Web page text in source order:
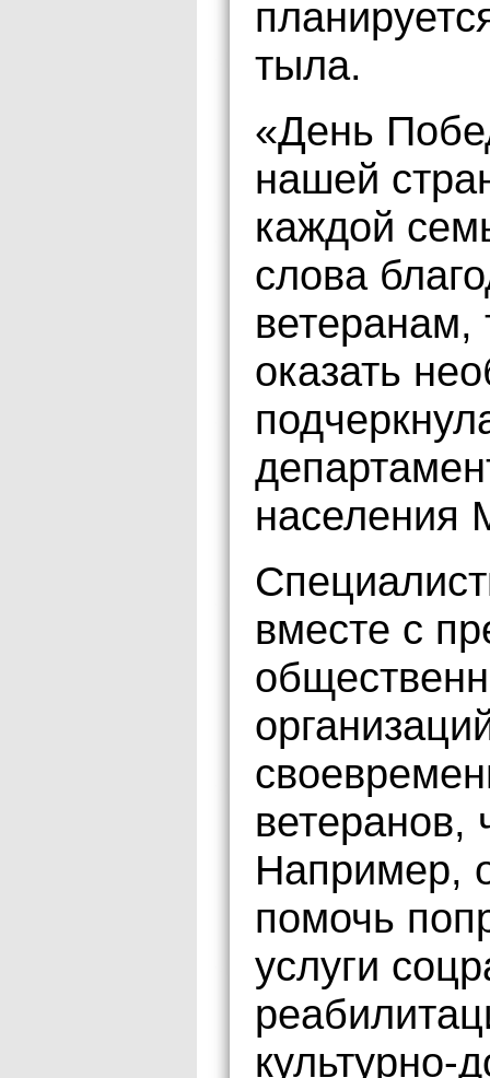
тыла.
«День
нашей
каждой
слова
ветеранам,
оказать
населения
вместе с
ветеранов,
Например,
помочь
услуги
культурно-